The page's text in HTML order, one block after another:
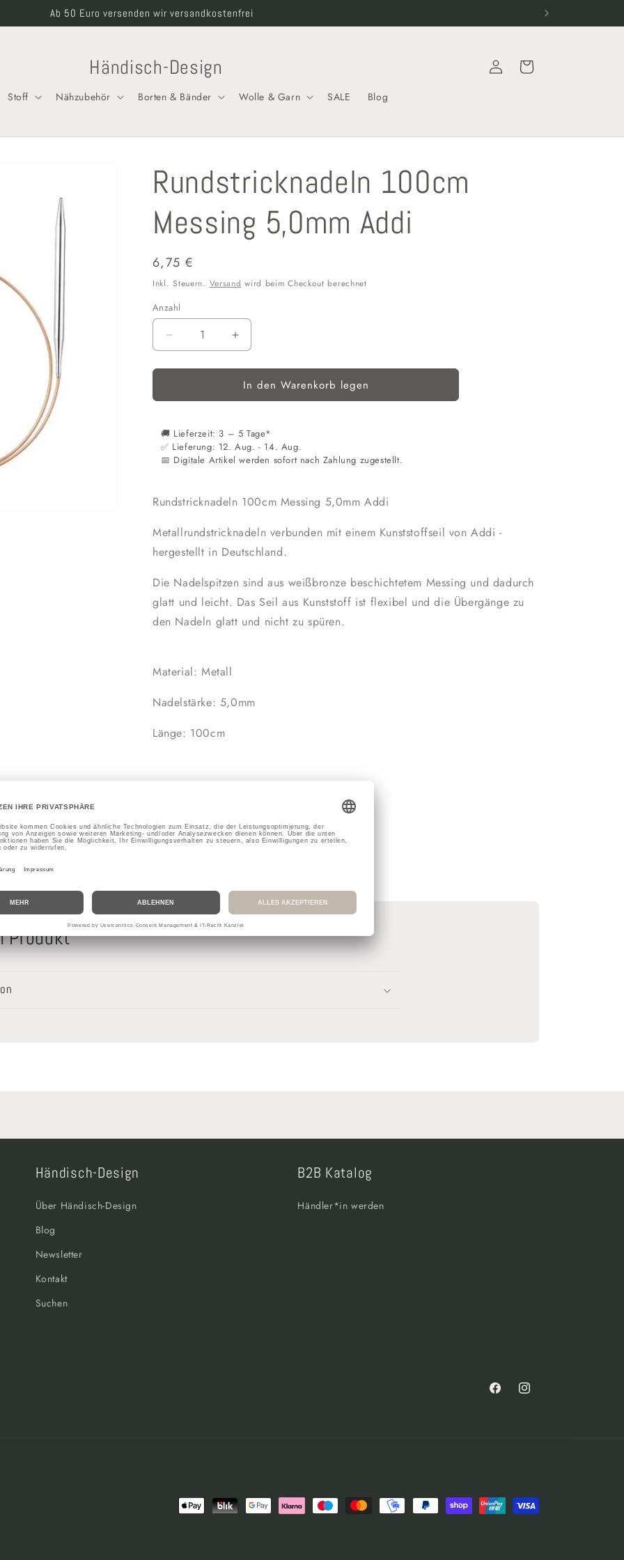
Willkommen in unserem Shop
Händisch-Design
Stoff Nähzubehör Borten & Bänder Wolle & Garn SALE Blog
EinloggenWarenkorb
Rundstricknadeln 100cm
Messing 5,0mm Addi
Normaler
Preis
6,75 €
Inkl. Steuern. Versand wird beim Checkout berechnet
Anzahl
Anzahl
Verringere
die
Menge
Rundstricknadeln
Messing
5,0mm
Addi
Erhöhe
die
Menge
für
Rundstricknadeln
Messing
5,0mm
Addi
In den Warenkorb legen
🚚 Lieferzeit: 3 – 5 Tage*
​​✅ Lieferung: 12. Aug. - 14. Aug.
📅 Digitale Artikel werden sofort nach Zahlung zugestellt.
Rundstricknadeln 100cm Messing 5,0mm Addi
Metallrundstricknadeln verbunden mit einem Kunststoffseil von Addi -
hergestellt in Deutschland.
Die Nadelspitzen sind aus weißbronze beschichtetem Messing und dadurch
glatt und leicht. Das Seil aus Kunststoff ist flexibel und die Übergänge zu
den Nadeln glatt und nicht zu spüren.
Material: Metall
Nadelstärke: 5,0mm
Länge: 100cm
Produkt
Händisch-Design
Über Händisch-Design
Blog
Newsletter
Kontakt
Suchen
B2B Katalog
Händler*in werden
FacebookInstagram
Zahlungsmethoden